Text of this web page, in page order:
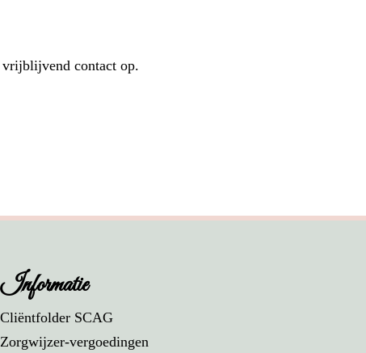
vrijblijvend contact op.
Informatie
Cliëntfolder SCAG
Zorgwijzer-vergoedingen